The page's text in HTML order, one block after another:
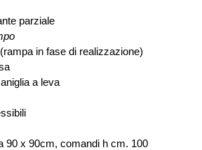
parziale
in fase di realizzazione)
a leva
90 x 90cm, comandi h cm. 100